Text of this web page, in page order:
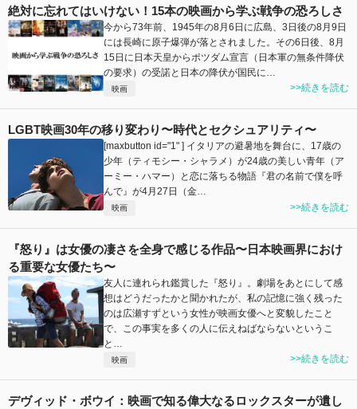
絶対に忘れてはいけない！15本の映画から学ぶ戦争の恐ろしさ
今から73年前、1945年の8月6日に広島、3日後の8月9日
には長崎に原子爆弾が落とされました。その6日後、8月
15日に日本天皇からポツダム宣言（日本軍の無条件降伏
の要求）の受諾と日本の降伏が国民に…
映画 >>続きを読む
LGBT映画30年の移り変わり〜時代とセクシュアリティ〜
[maxbutton id="1" ] イタリアの避暑地を舞台に、17歳の
少年（ティモシー・シャラメ）が24歳の美しい青年（ア
ーミー・ハマー）と恋に落ちる物語『君の名前で僕を呼
んで』が4月27日（金…
映画 >>続きを読む
『怒り』は女優の凄さを全身で感じる作品〜日本映画界におけ
る重要な女優たち〜
友人に連れられ鑑賞した『怒り』。劇場をあとにして感
想はどうだったかと聞かれたが、私の記憶に強く残った
のは広瀬すずという女性が映画女優へと変貌したこと
で、この事実を多くの人に伝えねばならないというこ
と…
映画 >>続きを読む
デヴィッド・ボウイ：映画で知る偉大なるロックスターが遺し